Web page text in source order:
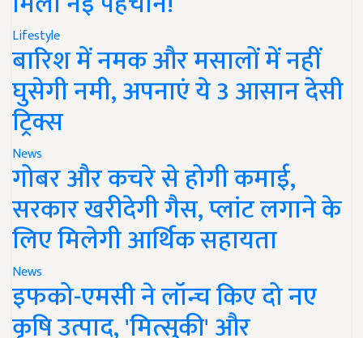
Lifestyle
बारिश में नमक और मसालों में नहीं
घुसेगी नमी, अपनाएं ये 3 आसान देसी
ट्रिक्स
News
गोबर और कचरे से होगी कमाई,
सरकार खरीदेगी गैस, प्लांट लगाने के
लिए मिलेगी आर्थिक सहायता
News
इफको-एमसी ने लॉन्च किए दो नए
कृषि उत्पाद, 'मित्सुकी' और